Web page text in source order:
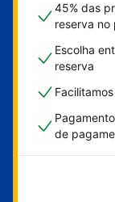
45% das
reserva no
Escolha
reserva
de